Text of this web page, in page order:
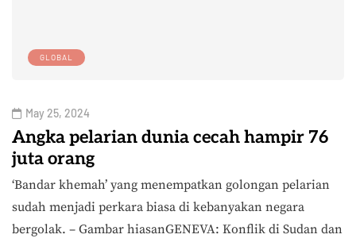
GLOBAL
May 25, 2024
Angka pelarian dunia cecah hampir 76
juta orang
‘Bandar khemah’ yang menempatkan golongan pelarian
sudah menjadi perkara biasa di kebanyakan negara
bergolak. – Gambar hiasanGENEVA: Konflik di Sudan dan